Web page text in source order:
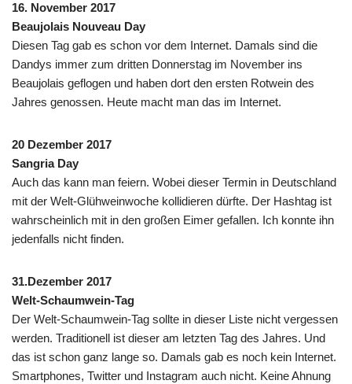
16. November 2017
Beaujolais Nouveau Day
Diesen Tag gab es schon vor dem Internet. Damals sind die
Dandys immer zum dritten Donnerstag im November ins
Beaujolais geflogen und haben dort den ersten Rotwein des
Jahres genossen. Heute macht man das im Internet.
20 Dezember 2017
Sangria Day
Auch das kann man feiern. Wobei dieser Termin in Deutschland
mit der Welt-Glühweinwoche kollidieren dürfte. Der Hashtag ist
wahrscheinlich mit in den großen Eimer gefallen. Ich konnte ihn
jedenfalls nicht finden.
31.Dezember 2017
Welt-Schaumwein-Tag
Der Welt-Schaumwein-Tag sollte in dieser Liste nicht vergessen
werden. Traditionell ist dieser am letzten Tag des Jahres. Und
das ist schon ganz lange so. Damals gab es noch kein Internet.
Smartphones, Twitter und Instagram auch nicht. Keine Ahnung